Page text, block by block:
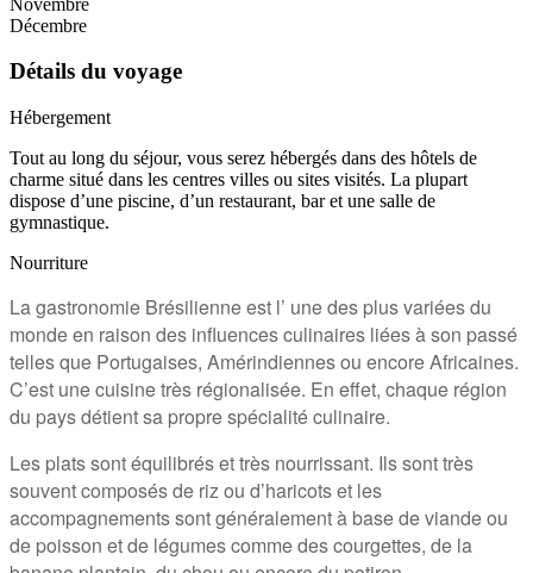
Décembre
Détails du voyage
Hébergement
Tout au long du séjour, vous serez hébergés dans des hôtels de
charme situé dans les centres villes ou sites visités. La plupart
dispose d’une piscine, d’un restaurant, bar et une salle de
gymnastique.
Nourriture
La gastronomie Brésilienne est l’ une des plus variées du
monde en raison des influences culinaires liées à son passé
telles que Portugaises, Amérindiennes ou encore Africaines.
C’est une cuisine très régionalisée. En effet, chaque région
du pays détient sa propre spécialité culinaire.
Les plats sont équilibrés et très nourrissant. Ils sont très
souvent composés de riz ou d’haricots et les
accompagnements sont généralement à base de viande ou
de poisson et de légumes comme des courgettes, de la